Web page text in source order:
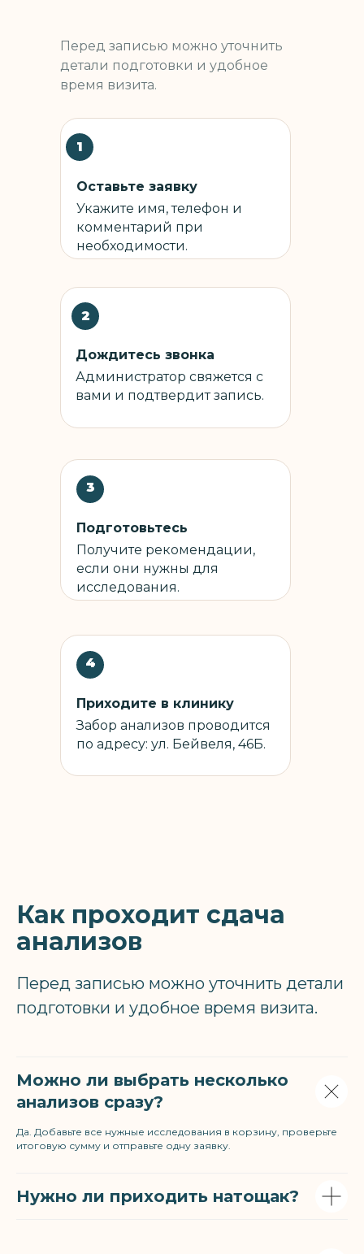
Дождитесь звонка
Администратор свяжется с
вами и подтвердит запись.
3
2
1
Подготовьтесь
Получите рекомендации,
если они нужны для
исследования.
4
Приходите в клинику
Забор анализов проводится
по адресу: ул. Бейвеля, 46Б.
Укажите имя, телефон и
комментарий при
необходимости.
Оставьте заявку
Перед записью можно уточнить
детали подготовки и удобное
время визита.
Как проходит сдача
анализов
Перед записью можно уточнить детали
подготовки и удобное время визита.
Можно ли выбрать несколько
анализов сразу?
Да. Добавьте все нужные исследования в корзину, проверьте
итоговую сумму и отправьте одну заявку.
Нужно ли приходить натощак?